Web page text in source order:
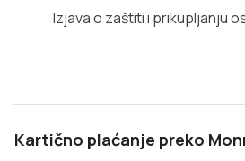
Izjava o zaštiti i prikupljanju
Kartično plaćanje preko